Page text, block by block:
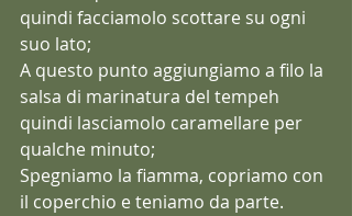
quindi facciamolo scottare su ogni
suo lato;
A questo punto aggiungiamo a filo la
salsa di marinatura del tempeh
quindi lasciamolo caramellare per
qualche minuto;
Spegniamo la fiamma, copriamo con
il coperchio e teniamo da parte.